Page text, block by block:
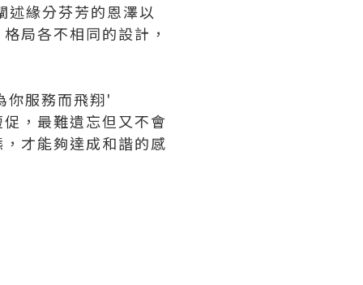
緣分芬芳的恩澤以
局各不相同的設計，
你服務而飛翔'
，最難遺忘但又不會
才能夠達成和諧的感